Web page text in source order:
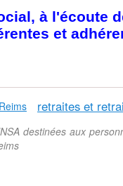
à l'écoute
et
destinées aux